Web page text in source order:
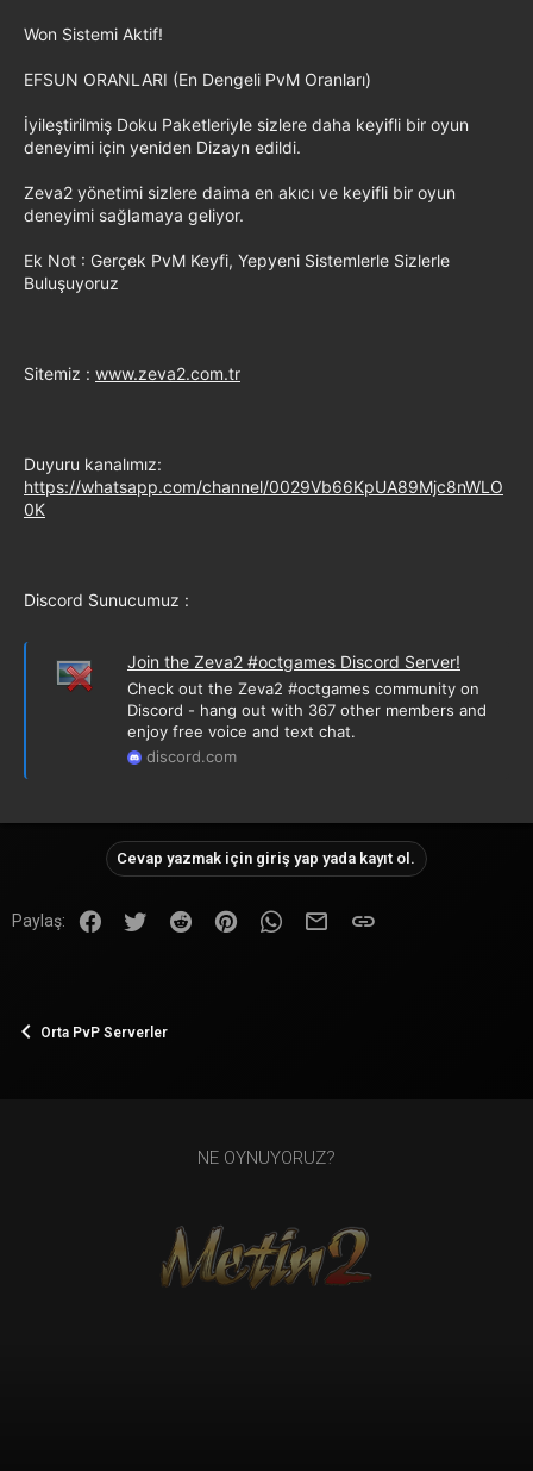
Won Sistemi Aktif!
EFSUN ORANLARI (En Dengeli PvM Oranları)
İyileştirilmiş Doku Paketleriyle sizlere daha keyifli bir oyun
deneyimi için yeniden Dizayn edildi.
Zeva2 yönetimi sizlere daima en akıcı ve keyifli bir oyun
deneyimi sağlamaya geliyor.
Ek Not : Gerçek PvM Keyfi, Yepyeni Sistemlerle Sizlerle
Buluşuyoruz
Sitemiz : www.zeva2.com.tr
Duyuru kanalımız:
https://whatsapp.com/channel/0029Vb66KpUA89Mjc8nWLO
0K
Discord Sunucumuz :
Join the Zeva2 #octgames Discord Server!
Check out the Zeva2 #octgames community on
Discord - hang out with 367 other members and
enjoy free voice and text chat.
discord.com
Cevap yazmak için giriş yap yada kayıt ol.
Paylaş: FacebookTwitter Reddit PinterestWhatsApp
E-posta
Orta PvP Serverler
NE OYNUYORUZ?